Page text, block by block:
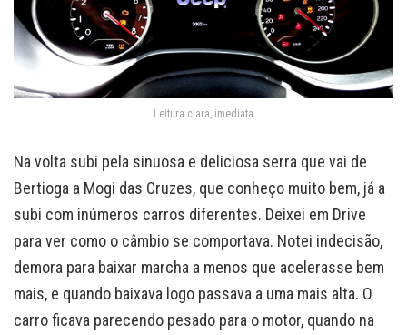
Leitura clara, imediata
Na volta subi pela sinuosa e deliciosa serra que vai de
Bertioga a Mogi das Cruzes, que conheço muito bem, já a
subi com inúmeros carros diferentes. Deixei em Drive
para ver como o câmbio se comportava. Notei indecisão,
demora para baixar marcha a menos que acelerasse bem
mais, e quando baixava logo passava a uma mais alta. O
carro ficava parecendo pesado para o motor, quando na